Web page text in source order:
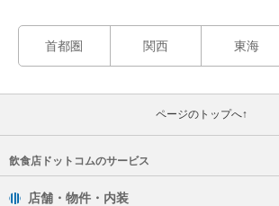
首都圏 関西 東海
ページのトップへ↑
飲食店ドットコムのサービス
店舗・物件・内装